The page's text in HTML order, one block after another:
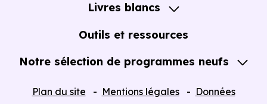
Livres blancs
Guide de l'Achat immobilier neuf en VEFA
Outils et ressources
Notre sélection de programmes neufs
Plan du site Mentions légales Données